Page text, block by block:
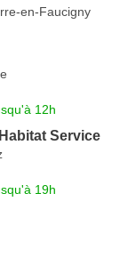
en-Faucigny
12h
Service
19h